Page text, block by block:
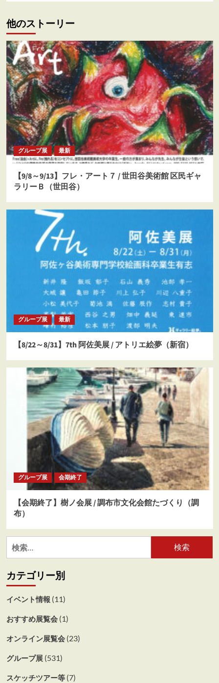
シ
ョ
ン
他のストーリー
グループ展 最新
【9/8～9/13】フレ・アート７ / 世田谷美術館 区民ギャ
ラリーＢ（世田谷）
グループ展 最新
【8/22～8/31】7th 阿佐美展 / アトリエ絵夢（新宿）
グループ展 会期終了
【会期終了】樹ノ会展 / 調布市文化会館たづくり（調
布）
検
索:
カテゴリー別
イベント情報 (11)
おすすめ展覧会(1)
オンライン展覧会(23)
グループ展(531)
スケッチツアー等(7)